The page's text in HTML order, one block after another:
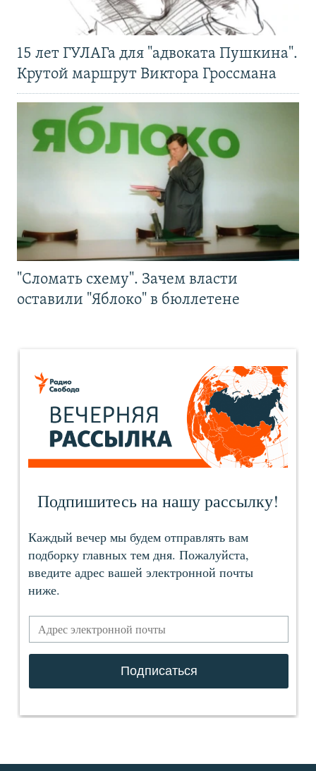
15 лет ГУЛАГа для "адвоката Пушкина".
Крутой маршрут Виктора Гроссмана
"Сломать схему". Зачем власти
оставили "Яблоко" в бюллетене